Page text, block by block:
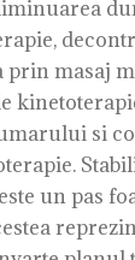
prin masaj
si
un pas